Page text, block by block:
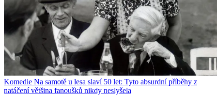
Komedie Na samotě u lesa slaví 50 let: Tyto absurdní příběhy z
natáčení většina fanoušků nikdy neslyšela